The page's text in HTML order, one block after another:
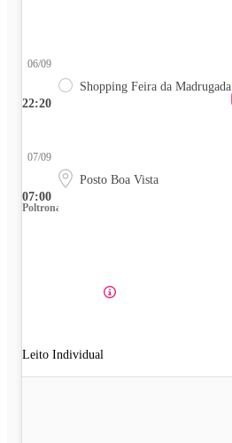
22:20
06/09
Shopping Feira da Madrugada
07:00
07/09
Posto Boa Vista
Poltrona
Leito Individual